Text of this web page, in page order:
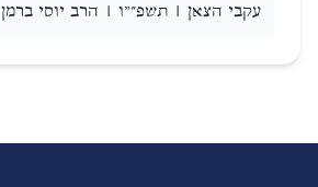
עקבי הצאן | תשפ״"ו | הרב יוסי ברמן